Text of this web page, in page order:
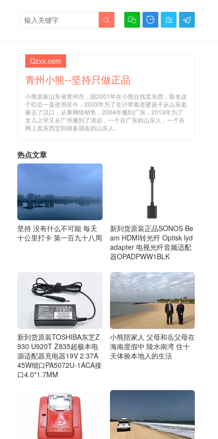
   

Qzxx.com
青州小熊--坚持只做正品
小熊老家山东省青州市，因2001年在小熊在线卖东西，取名这
个ID后一直使用至今，2003年为了生计带着老婆孩子从山东老
家去了汉口，从事网络销售，2004年搬到广东，2013年为了
女儿上学又从广州搬到了清远，一个在广东的山东人，一个在
网上卖东西交到很多朋友的山东人。
热点文章
坚持 没有什么不可能 毎天
十公里打卡 第一百九十八周
新到货原装正品SONOS Be
am HDMI转光纤 Optisk lyd
adapter 电视光纤音频适配
器OPADPWW1BLK
新到货原装TOSHIBA东芝Z
930 U920T Z835超极本电
源适配器充电器19V 2.37A
45W细口PA5072U-1ACA接
口4.0*1.7MM
小熊陪家人 父母和岳父母在
海南度假中 陵水南湾 住十
天体验本地人的生活